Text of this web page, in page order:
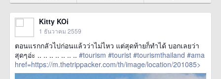
Kitty KOi
1 ธันวาคม 2559
ตอนแรกกลัวไปก่อนแล้วว่าไม่ไหว แต่สุดท้ายก็ทำได้ บอกเลยว่า
สุดๆอ่ะ .. .. .. .. .. .. .. #tourism #tourist #tourismthailand #ama
href=https://m.thetrippacker.com/th/image/location/201085>
more